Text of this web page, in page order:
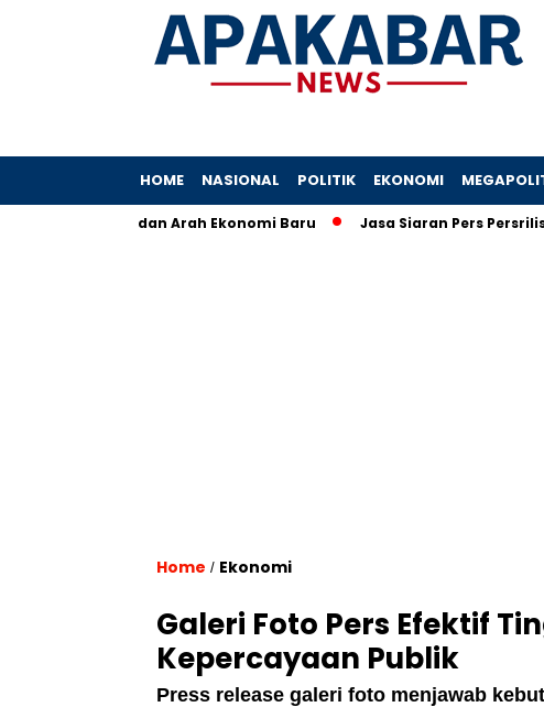
HOME NASIONAL POLITIK EKONOMI
Angka, dan Arah Ekonomi Baru Jasa Siaran Pers Persriliscom
Home / Ekonomi
Galeri Foto Pers Efektif
Kepercayaan Publik
Press release galeri foto menjawab